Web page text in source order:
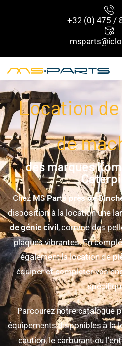
+32 (0) 475 /
Location
de
des marques
Chez MS Parts près de Binche
disposition à la location une
de génie civil , comme des
plaques vibrantes. En
également la location de
équiper et compléter vos
Parcourez notre catalogue
équipements disponibles à la
caution, le carburant ou